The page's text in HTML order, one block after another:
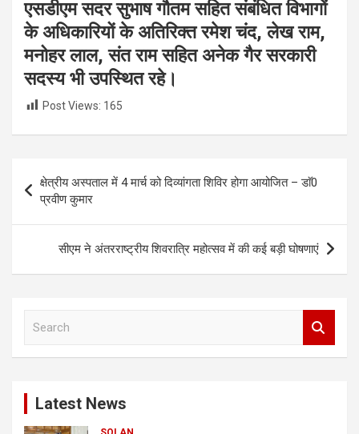
एसडीएम सदर सुभाष गौतम सहित संबंधित विभागों
के अधिकारियों के अतिरिक्त रमेश चंद, लेख राम,
मनोहर लाल, संत राम सहित अनेक गैर सरकारी
सदस्य भी उपस्थित रहे।
Post Views: 165
Post
navigation
क्षेत्रीय अस्पताल में 4 मार्च को दिव्यांगता शिविर होगा आयोजित – डाॅ0
प्रवीण कुमार
सीएम ने अंतरराष्ट्रीय शिवरात्रि महोत्सव में की कई बड़ी घोषणाएं
Latest News